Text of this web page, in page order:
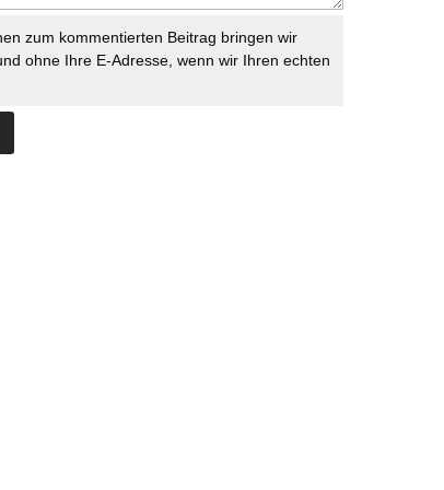
zum kommentierten Beitrag bringen wir
ohne Ihre E-Adresse, wenn wir Ihren echten